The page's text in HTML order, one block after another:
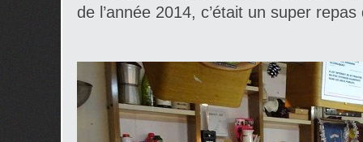
de l’année 2014, c’était un super repas